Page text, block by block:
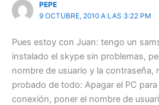
PEPE
9 OCTUBRE, 2010 A LAS 3:22 PM
Pues estoy con Juan: tengo un
instalado el skype sin problemas,
nombre de usuario y la contraseña,
probado de todo: Apagar el PC
conexión, poner el nombre de